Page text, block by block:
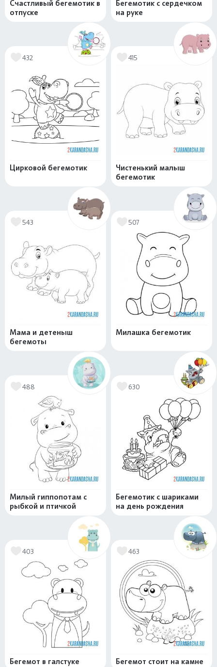
Счастливый бегемотик в
отпуске
Бегемотик с сердечком
на руке
432
Цирковой бегемотик
415
Чистенький малыш
бегемотик
543
Мама и детеныш
бегемоты
507
Милашка бегемотик
488
Милый гиппопотам с
рыбкой и птичкой
630
Бегемотик с шариками
на день рождения
403
Бегемот в галстуке
463
Бегемот стоит на камне